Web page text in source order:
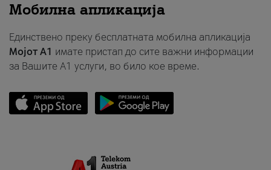
Мобилна апликација
Единствено преку бесплатната мобилна апликација
Мојот A1 имате пристап до сите важни информации
за Вашите A1 услуги, во било кое време.